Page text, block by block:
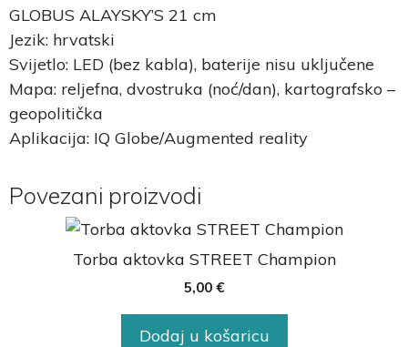
GLOBUS ALAYSKY’S 21 cm
Jezik: hrvatski
Svijetlo: LED (bez kabla), baterije nisu uključene
Mapa: reljefna, dvostruka (noć/dan), kartografsko –
geopolitička
Aplikacija: IQ Globe/Augmented reality
Povezani proizvodi
Torba aktovka STREET Champion
5,00 €
Dodaj u košaricu